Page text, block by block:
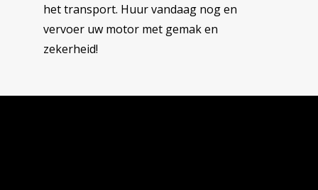
het transport. Huur vandaag nog en
vervoer uw motor met gemak en
zekerheid!